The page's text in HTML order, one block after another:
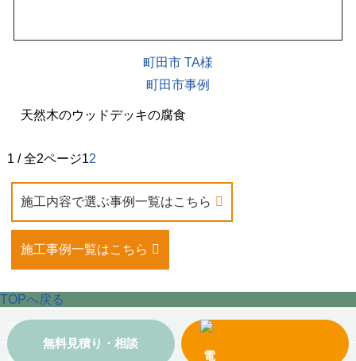
無料見積り・相談
町田市 TA様
町田市事例
天然木のウッドデッキの腐食
1 / 全2ページ12
施工内容で選ぶ事例一覧はこちら
施工事例一覧はこちら
TOPへ戻る
ホーム
会社案内